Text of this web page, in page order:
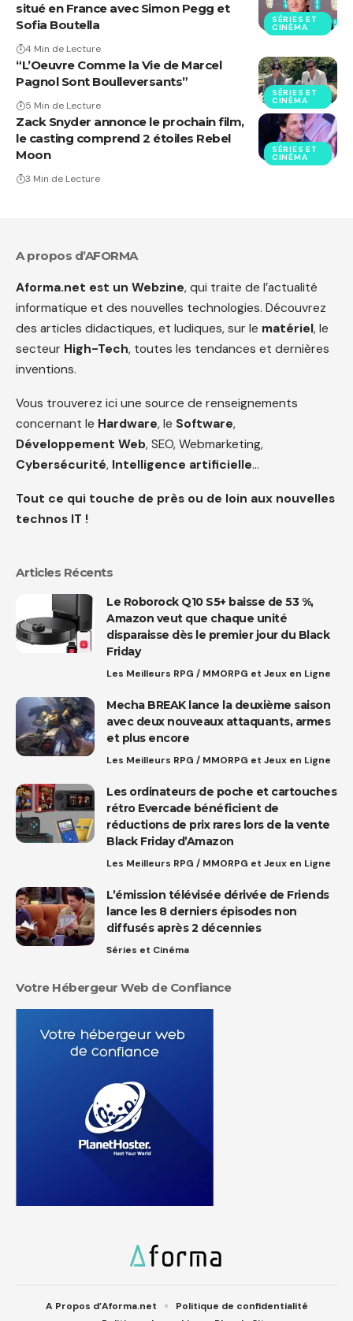
SÉRIES ET
CINÉMA
situé en France avec Simon Pegg et
Sofia Boutella
4 Min de Lecture
SÉRIES ET
CINÉMA
“L’Oeuvre Comme la Vie de Marcel
Pagnol Sont Boulleversants”
5 Min de Lecture
SÉRIES ET
CINÉMA
Zack Snyder annonce le prochain film,
le casting comprend 2 étoiles Rebel
Moon
3 Min de Lecture
A propos d’AFORMA
Aforma.net est un Webzine, qui traite de l’actualité
informatique et des nouvelles technologies. Découvrez
des articles didactiques, et ludiques, sur le matériel, le
secteur High-Tech, toutes les tendances et dernières
inventions.
Vous trouverez ici une source de renseignements
concernant le Hardware, le Software,
Développement Web, SEO, Webmarketing,
Cybersécurité, Intelligence artificielle…
Tout ce qui touche de près ou de loin aux nouvelles
technos IT !
Articles Récents
Le Roborock Q10 S5+ baisse de 53 %,
Amazon veut que chaque unité
disparaisse dès le premier jour du Black
Friday
Les Meilleurs RPG / MMORPG et Jeux en Ligne
Mecha BREAK lance la deuxième saison
avec deux nouveaux attaquants, armes
et plus encore
Les Meilleurs RPG / MMORPG et Jeux en Ligne
Les ordinateurs de poche et cartouches
rétro Evercade bénéficient de
réductions de prix rares lors de la vente
Black Friday d’Amazon
Les Meilleurs RPG / MMORPG et Jeux en Ligne
L’émission télévisée dérivée de Friends
lance les 8 derniers épisodes non
diffusés après 2 décennies
Séries et Cinéma
Votre Hébergeur Web de Confiance
A Propos d’Aforma.net
Politique de confidentialité